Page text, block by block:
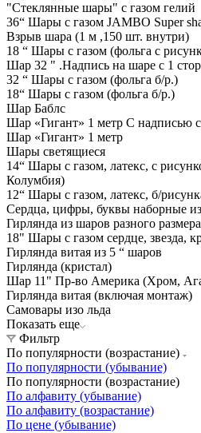
"Стеклянные шары" с газом гелий
36“ Шары с газом JAMBO Super
Взрыв шара (1 м ,150 шт. внутри)
18 “ Шары с газом (фольга с
Шар 32 " .Надпись на шаре с 1
32 “ Шары с газом (фольга б/р.)
18“ Шары с газом (фольга б/р.)
Шар Баблс
Шар «Гигант» 1 метр С надписью с
Шар «Гигант» 1 метр
Шары светящиеся
14“ Шары с газом, латекс, с
Колумбия)
12“ Шары с газом, латекс, б/
Сердца, цифры, буквы наборные
Гирлянда из шаров разного
18" Шары с газом сердце, звезда,
Гирлянда витая из 5 “ шаров
Гирлянда (кристал)
Шар 11" Пр-во Америка (Хром,
Гирлянда витая (включая монтаж)
Самовары изо льда
Показать еще
Фильтр
По популярности (возрастание)
По популярности (убывание)
По популярности (возрастание)
По алфавиту (убывание)
По алфавиту (возрастание)
По цене (убывание)